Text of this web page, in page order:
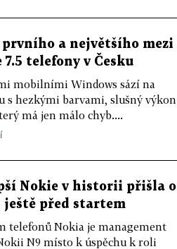
a největšího mezi
telefony v Česku
mobilními Windows sází na
s hezkými barvami, slušný výkon
má jen málo chyb....
Nokie v historii přišla o
ještě před startem
telefonů Nokia je management
N9 místo k úspěchu k roli